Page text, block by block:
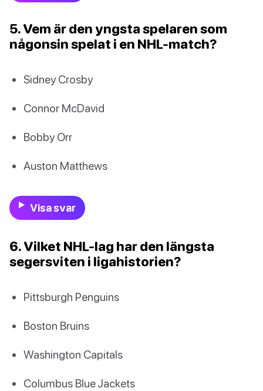
5. Vem är den yngsta spelaren som
någonsin spelat i en NHL-match?
Sidney Crosby
Connor McDavid
Bobby Orr
Auston Matthews
Visa svar
6. Vilket NHL-lag har den längsta
segersviten i ligahistorien?
Pittsburgh Penguins
Boston Bruins
Washington Capitals
Columbus Blue Jackets